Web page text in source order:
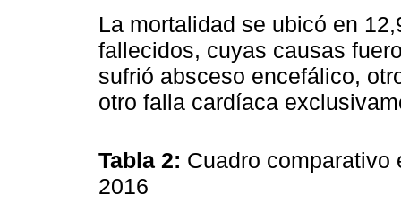
La mortalidad se ubicó en
fallecidos, cuyas causas
sufrió absceso encefálico,
otro falla cardíaca
Tabla 2: Cuadro comparativo
2016